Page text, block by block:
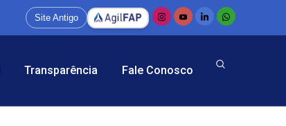
Site Antigo
Transparência Fale Conosco